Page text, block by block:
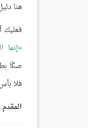
هنا
فعليك
إنما
صكًا
فلا
المقدم